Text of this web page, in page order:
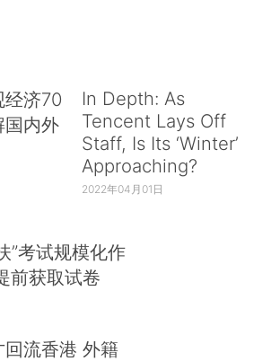
经济70
国内外
In Depth: As
Tencent Lays Off
Staff, Is Its ‘Winter’
Approaching?
2022年04月01日
”考试规模化作
前获取试卷
流香港 外籍